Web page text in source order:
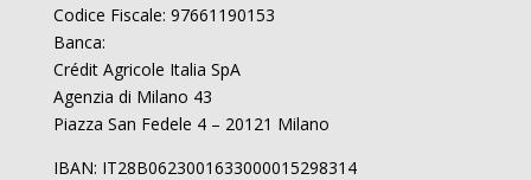
Codice Fiscale: 97661190153
Banca:
Crédit Agricole Italia SpA
Agenzia di Milano 43
Piazza San Fedele 4 – 20121 Milano
IBAN: IT28B0623001633000015298314